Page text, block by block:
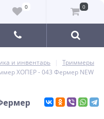
0 0
и инвентарь
Триммеры
ХОПЕР - 043 Фермер NEW